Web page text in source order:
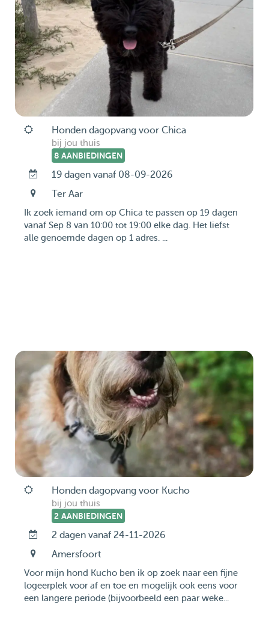
Honden dagopvang voor Chica
bij jou thuis
8 AANBIEDINGEN
19 dagen vanaf 08-09-2026
Ter Aar
Ik zoek iemand om op Chica te passen op 19 dagen
vanaf Sep 8 van 10:00 tot 19:00 elke dag. Het liefst
alle genoemde dagen op 1 adres. ...
Honden dagopvang voor Kucho
bij jou thuis
2 AANBIEDINGEN
2 dagen vanaf 24-11-2026
Amersfoort
Voor mijn hond Kucho ben ik op zoek naar een fijne
logeerplek voor af en toe en mogelijk ook eens voor
een langere periode (bijvoorbeeld een paar weke...